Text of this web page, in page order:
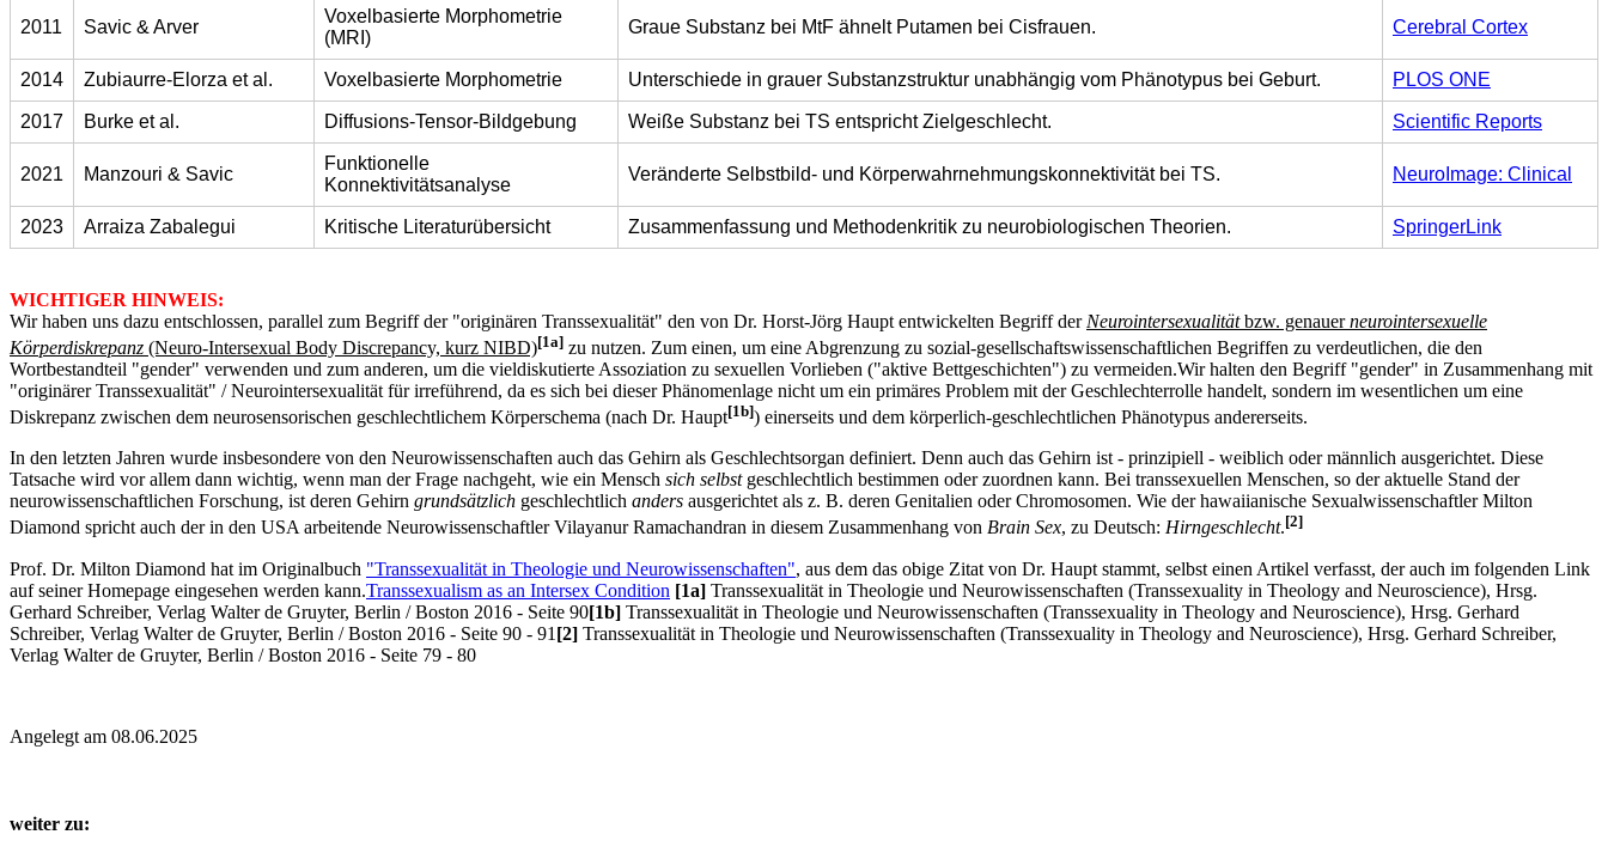
2011 Savic & Arver
Voxelbasierte Morphometrie
(MRI)
Graue Substanz bei MtF ähnelt Putamen bei Cisfrauen. Cerebral Cortex
2014 Zubiaurre-Elorza et al. Voxelbasierte Morphometrie Unterschiede in grauer Substanzstruktur unabhängig vom Phänotypus bei Geburt. PLOS ONE
2017 Burke et al. Diffusions-Tensor-Bildgebung Weiße Substanz bei TS entspricht Zielgeschlecht. Scientific Reports
2021 Manzouri & Savic
Funktionelle
Konnektivitätsanalyse
Veränderte Selbstbild- und Körperwahrnehmungskonnektivität bei TS. NeuroImage: Clinical
2023 Arraiza Zabalegui Kritische Literaturübersicht Zusammenfassung und Methodenkritik zu neurobiologischen Theorien. SpringerLink
WICHTIGER HINWEIS:
Wir haben uns dazu entschlossen, parallel zum Begriff der "originären Transsexualität" den von Dr. Horst-Jörg Haupt entwickelten Begriff der Neurointersexualitätbzw. genauerneurointersexuelle
Körperdiskrepanz (Neuro-Intersexual Body Discrepancy, kurz NIBD)[1a] zu nutzen. Zum einen, um eine Abgrenzung zu sozial-gesellschaftswissenschaftlichen Begriffen zu verdeutlichen, die den
Wortbestandteil "gender" verwenden und zum anderen, um die vieldiskutierte Assoziation zu sexuellen Vorlieben ("aktive Bettgeschichten") zu vermeiden.Wir halten den Begriff "gender" in Zusammenhang mit
"originärer Transsexualität" / Neurointersexualität für irreführend, da es sich bei dieser Phänomenlage nicht um ein primäres Problem mit der Geschlechterrolle handelt, sondern im wesentlichen um eine
Diskrepanz zwischen dem neurosensorischen geschlechtlichem Körperschema (nach Dr. Haupt[1b]) einerseits und dem körperlich-geschlechtlichen Phänotypus andererseits.
In den letzten Jahren wurde insbesondere von den Neurowissenschaften auch das Gehirn als Geschlechtsorgan definiert. Denn auch das Gehirn ist - prinzipiell - weiblich oder männlich ausgerichtet. Diese
Tatsache wird vor allem dann wichtig, wenn man der Frage nachgeht, wie ein Mensch sich selbstgeschlechtlich bestimmen oder zuordnen kann. Bei transsexuellen Menschen, so der aktuelle Stand der
neurowissenschaftlichen Forschung, ist deren Gehirn grundsätzlich geschlechtlich anders ausgerichtet als z. B. deren Genitalien oder Chromosomen. Wie der hawaiianische Sexualwissenschaftler Milton
Diamond spricht auch der in den USA arbeitende Neurowissenschaftler Vilayanur Ramachandran in diesem Zusammenhang von Brain Sex, zu Deutsch: Hirngeschlecht.[2]
Prof. Dr. Milton Diamond hat im Originalbuch "Transsexualität in Theologie und Neurowissenschaften", aus dem das obige Zitat von Dr. Haupt stammt, selbst einen Artikel verfasst, der auch im folgenden Link
auf seiner Homepage eingesehen werden kann.Transsexualism as an Intersex Condition [1a] Transsexualität in Theologie und Neurowissenschaften (Transsexuality in Theology and Neuroscience), Hrsg.
Gerhard Schreiber, Verlag Walter de Gruyter, Berlin / Boston 2016 - Seite 90[1b] Transsexualität in Theologie und Neurowissenschaften (Transsexuality in Theology and Neuroscience), Hrsg. Gerhard
Schreiber, Verlag Walter de Gruyter, Berlin / Boston 2016 - Seite 90 - 91 [2] Transsexualität in Theologie und Neurowissenschaften (Transsexuality in Theology and Neuroscience), Hrsg. Gerhard Schreiber,
Verlag Walter de Gruyter, Berlin / Boston 2016 - Seite 79 - 80
Angelegt am 08.06.2025
weiter zu: